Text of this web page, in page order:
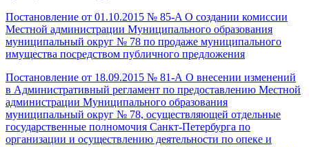
Постановление от 01.10.2015 № 85-A О создании комиссии
Местной администрации Муниципального образования
муниципальный округ № 78 по продаже муниципального
имущества посредством публичного предложения
Постановление от 18.09.2015 № 81-А О внесении изменений
в Административный регламент по предоставлению Местной
администрации Муниципального образования
муниципальный округ № 78, осуществляющей отдельные
государственные полномочия Санкт-Петербурга по
организации и осуществлению деятельности по опеке и